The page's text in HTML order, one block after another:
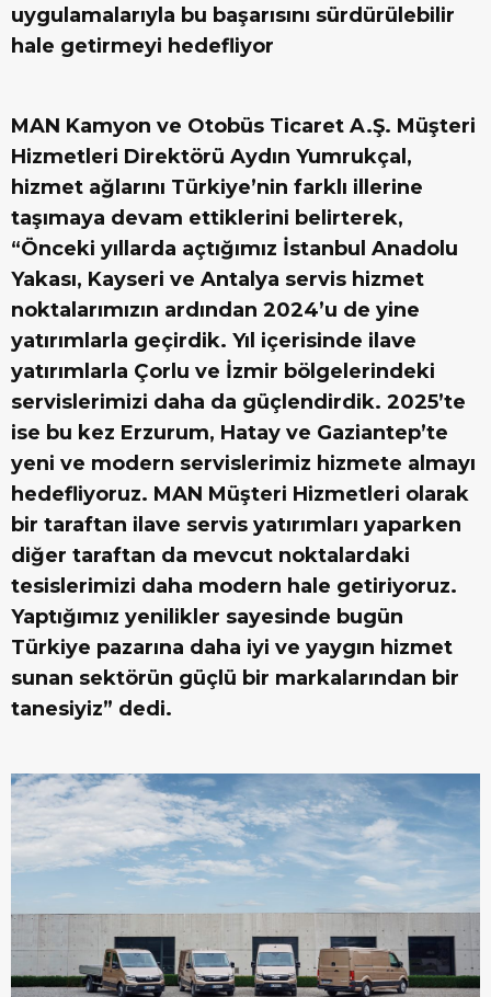
uygulamalarıyla bu başarısını sürdürülebilir
hale getirmeyi hedefliyor
MAN Kamyon ve Otobüs Ticaret A.Ş. Müşteri
Hizmetleri Direktörü Aydın Yumrukçal,
hizmet ağlarını Türkiye’nin farklı illerine
taşımaya devam ettiklerini belirterek,
“Önceki yıllarda açtığımız İstanbul Anadolu
Yakası, Kayseri ve Antalya servis hizmet
noktalarımızın ardından 2024’u de yine
yatırımlarla geçirdik. Yıl içerisinde ilave
yatırımlarla Çorlu ve İzmir bölgelerindeki
servislerimizi daha da güçlendirdik. 2025’te
ise bu kez Erzurum, Hatay ve Gaziantep’te
yeni ve modern servislerimiz hizmete almayı
hedefliyoruz. MAN Müşteri Hizmetleri olarak
bir taraftan ilave servis yatırımları yaparken
diğer taraftan da mevcut noktalardaki
tesislerimizi daha modern hale getiriyoruz.
Yaptığımız yenilikler sayesinde bugün
Türkiye pazarına daha iyi ve yaygın hizmet
sunan sektörün güçlü bir markalarından bir
tanesiyiz” dedi.